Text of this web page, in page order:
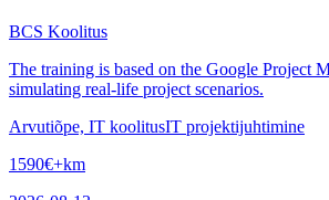
BCS Koolitus
The training is based on the Google Project
simulating real-life project scenarios.
Arvutiõpe, IT koolitusIT projektijuhtimine
1590€+km